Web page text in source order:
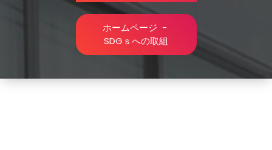
ホームページ -
SDGｓへの取組